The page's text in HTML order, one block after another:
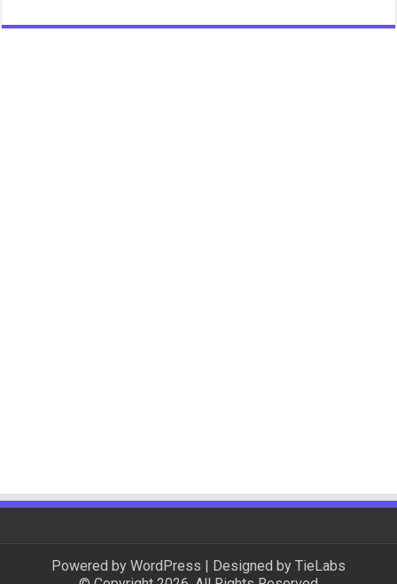
Powered by WordPress | Designed by TieLabs